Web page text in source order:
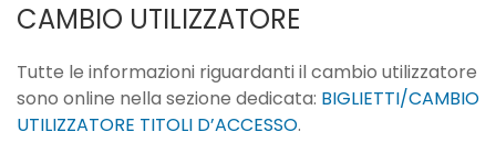
CAMBIO UTILIZZATORE
Tutte le informazioni riguardanti il cambio utilizzatore
sono online nella sezione dedicata: BIGLIETTI/CAMBIO
UTILIZZATORE TITOLI D’ACCESSO.